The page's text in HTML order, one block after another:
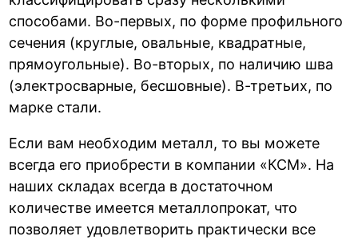
способами. Во-первых, по форме профильного
сечения (круглые, овальные, квадратные,
прямоугольные). Во-вторых, по наличию шва
(электросварные, бесшовные). В-третьих, по
марке стали.
Если вам необходим металл, то вы можете
всегда его приобрести в компании «КСМ». На
наших складах всегда в достаточном
количестве имеется металлопрокат, что
позволяет удовлетворить практически все